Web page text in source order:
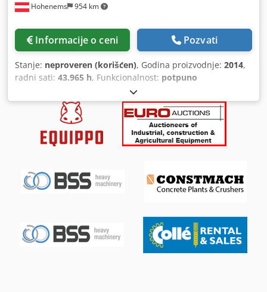
Hohenems 954 km
Informacije o ceni Pozvati
Stanje: neproveren (korišćen), Godina proizvodnje: 2014,
radni sati: 43.965 h, Funkcionalnost: potpuno
, Polovan kompresor Atlas Copco GA30VSD+FF
Integrisan sušač Integrisan frekventni regulator 30 kW 13
bar 5,85 m³/min Godina proizvodnje: 2014 Radnih sati:
43965 Dcsdpfx Asxu Ibceg Hsk